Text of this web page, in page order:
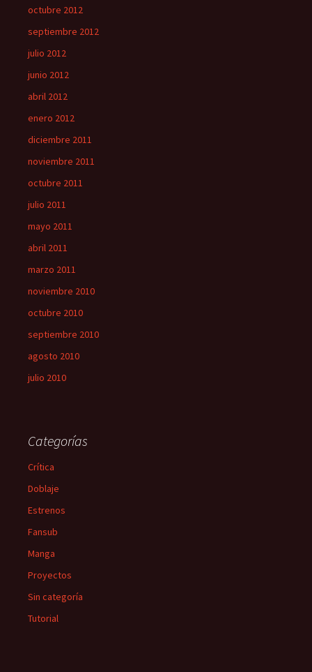
octubre 2012
septiembre 2012
julio 2012
junio 2012
abril 2012
enero 2012
diciembre 2011
noviembre 2011
octubre 2011
julio 2011
mayo 2011
abril 2011
marzo 2011
noviembre 2010
octubre 2010
septiembre 2010
agosto 2010
julio 2010
Categorías
Crítica
Doblaje
Estrenos
Fansub
Manga
Proyectos
Sin categoría
Tutorial